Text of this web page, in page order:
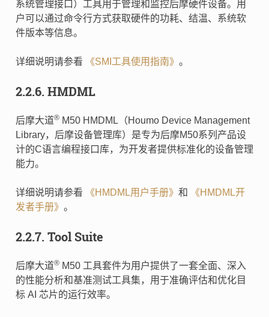
系统管理接口）工具用于管理和监控后摩硬件设备。用
户可以通过命令行方式获取硬件的功耗、结温、系统软
件版本等信息。
详细说明请参看 《SMI工具使用指南》 。
2.2.6. HMDML
后摩大道®M50 HMDML（Houmo Device Management
Library，后摩设备管理库）是专为后摩M50系列产品设
计的C语言编程接口库，为开发者提供标准化的设备管理
能力。
详细说明请参看 《HMDML用户手册》 和
《HMDML开
发者手册》 。
2.2.7. Tool Suite
后摩大道®M50 工具套件为用户提供了一套全面、深入
的性能分析和基准测试工具集，用于准确评估和优化目
标 AI 芯片的运行效率。